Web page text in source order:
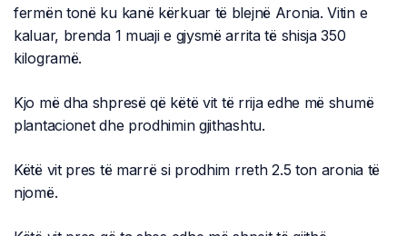
fermën tonë ku kanë kërkuar të blejnë Aronia. Vitin e
kaluar, brenda 1 muaji e gjysmë arrita të shisja 350
kilogramë.
Kjo më dha shpresë që këtë vit të rrija edhe më shumë
plantacionet dhe prodhimin gjithashtu.
Këtë vit pres të marrë si prodhim rreth 2.5 ton aronia të
njomë.